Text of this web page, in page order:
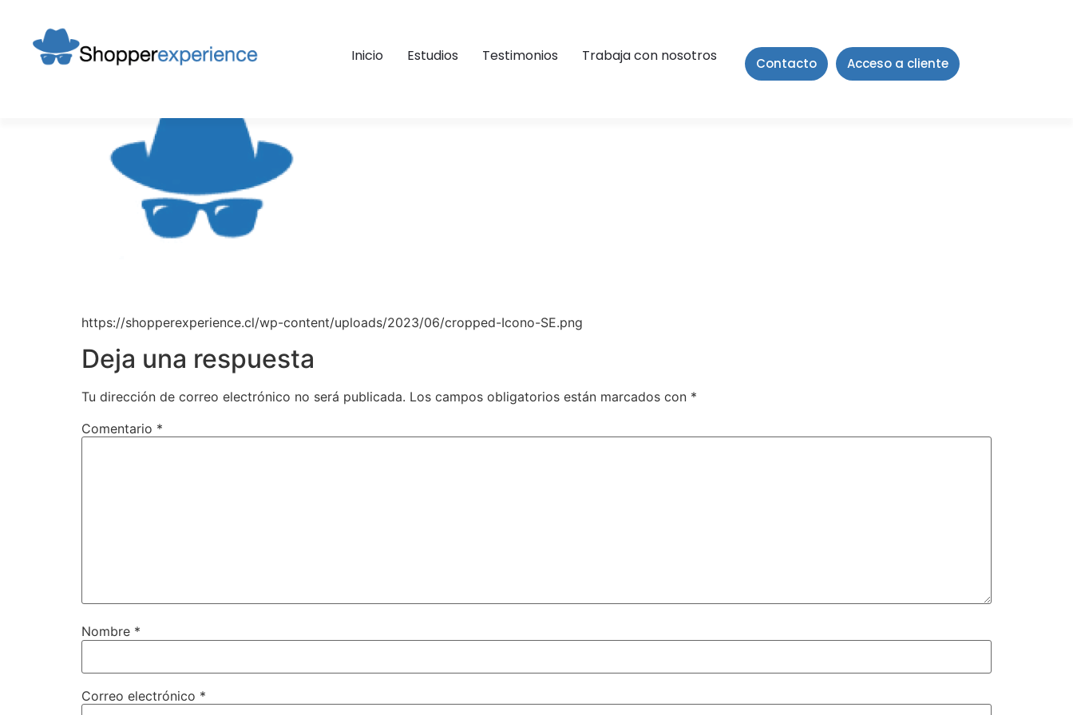
Inicio Estudios Testimonios Trabaja con nosotros Contacto Acceso a cliente
https://shopperexperience.cl/wp-content/uploads/2023/06/cropped-Icono-SE.png
Deja una respuesta
Tu dirección de correo electrónico no será publicada. Los campos obligatorios están marcados con *
Comentario *
Nombre *
Correo electrónico *